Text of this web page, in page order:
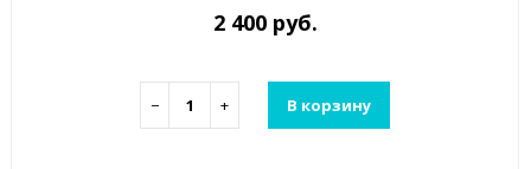
2 400 руб.
− + В корзину